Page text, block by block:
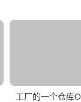
工厂的一个仓库